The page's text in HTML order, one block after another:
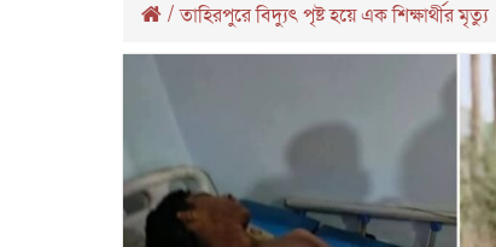
/তাহিরপুরে বিদ্যুৎ পৃষ্ট হয়ে এক শিক্ষার্থীর মৃত্যু